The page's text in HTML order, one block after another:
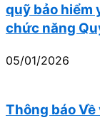
quỹ bảo hiểm
chức năng
05/01/2026
Thông báo